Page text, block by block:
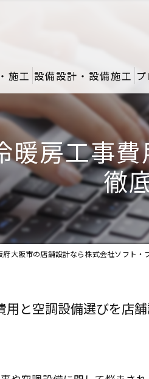
施工 設備設計・設備施工
暖房工事
徹
府大阪市の店舗設計なら株式会社ソフト・
と空調設備選びを店